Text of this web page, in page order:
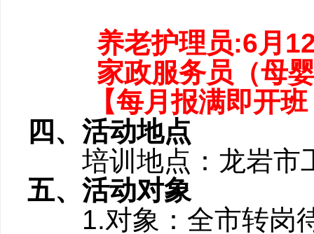
养老护理员:6月12
家政服务员（母婴
【每月报满即开
四、活动地点
培训地点： 龙岩市
五、活动对象
1.对象：全市转岗